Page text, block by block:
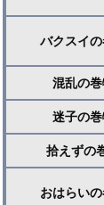
バクスイ
混乱の
迷子の
拾えずの
おはらい